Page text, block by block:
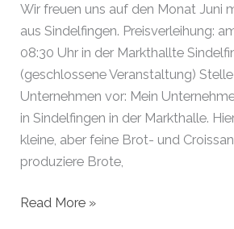
Wir freuen uns auf den Monat Juni
aus Sindelfingen. Preisverleihung:
08:30 Uhr in der Markthallte
(geschlossene Veranstaltung)
Unternehmen vor: Mein
in Sindelfingen in der Markthalle.
kleine, aber feine Brot- und
produziere Brote,
Gründer
Read More »